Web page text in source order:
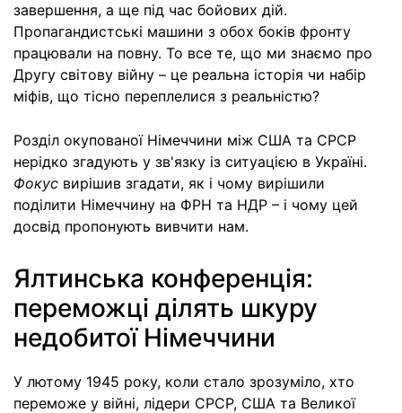
завершення, а ще під час бойових дій.
Пропагандистські машини з обох боків фронту
працювали на повну. То все те, що ми знаємо про
Другу світову війну – це реальна історія чи набір
міфів, що тісно переплелися з реальністю?
Розділ окупованої Німеччини мiж США та СРСР
нерідко згадують у зв'язку із ситуацією в Україні.
Фокус вирішив згадати, як і чому вирішили
поділити Німеччину на ФРН та НДР – і чому цей
досвід пропонують вивчити нам.
Ялтинська конференцiя:
переможцi дiлять шкуру
недобитої Нiмеччини
У лютому 1945 року, коли стало зрозуміло, хто
переможе у війні, лідери СРСР, США та Великої